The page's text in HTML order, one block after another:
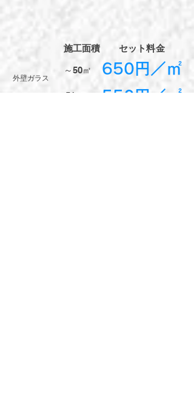
​外壁ガラス
​施工面積
​650円／㎡
セット​料金
～50㎡​
​550円／㎡
51㎡～